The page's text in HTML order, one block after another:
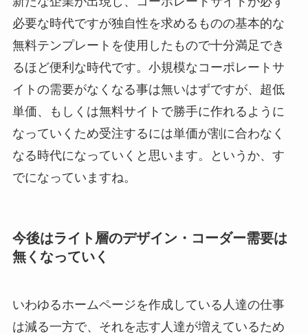
必要な時代ですが独自性を求めるものの基本的な
無料テンプレートを使用したもので十分満足でき
るほど便利な時代です。小規模なコーポレートサ
イトの需要がなくなる事は無いはずですが、超低
単価、もしくは無料サイトで勝手に作れるように
なっていくため受注するには単価が割に合わなく
なる時代になっていくと思います。というか、す
でになっていますね。
今後はライト層のデザイン・コーダー需要は
無くなっていく
いわゆるホームページを作成している人達の仕事
は減る一方で、それを志す人達が増えているため